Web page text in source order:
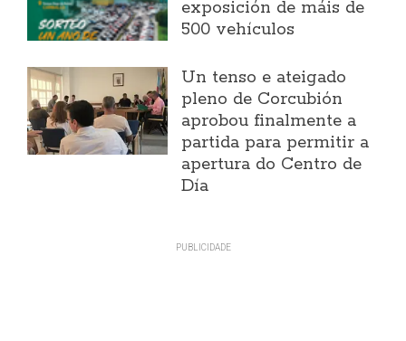
exposición de máis de
500 vehículos
Un tenso e ateigado
pleno de Corcubión
aprobou finalmente a
partida para permitir a
apertura do Centro de
Día